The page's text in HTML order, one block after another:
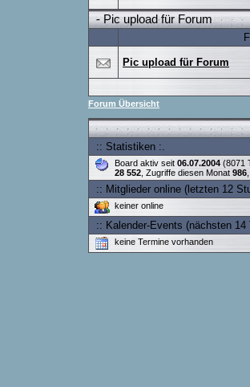
- Pic upload für Forum
Pic upload für Forum
Forum Übersicht
:: Statistiken :.
Board aktiv seit 06.07.2004 (8071
28 552 , Zugriffe diesen Monat 986
:: Mitglieder online (letzten 12
keiner online
:: Kalender-Events (nächsten 14
keine Termine vorhanden